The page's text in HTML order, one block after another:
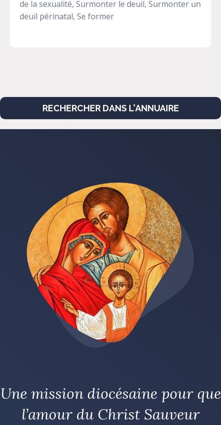
de la sexualité, Surmonter le deuil, Surmonter un
deuil périnatal, Se former
RECHERCHER DANS L'ANNUAIRE
Une mission diocésaine pour que
l’amour du Christ Sauveur